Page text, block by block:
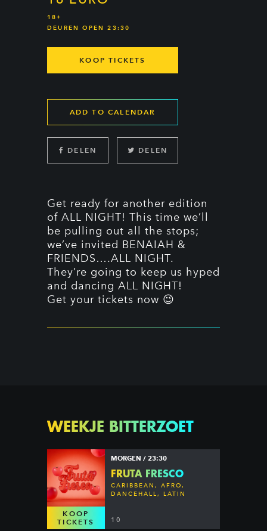
18+
DEUREN OPEN 23:30
KOOP TICKETS
ADD TO CALENDAR
DELEN DELEN
Get ready for another edition
of ALL NIGHT! This time we’ll
be pulling out all the stops;
we’ve invited BENAIAH &
FRIENDS….ALL NIGHT.
They’re going to keep us hyped
and dancing ALL NIGHT!
Get your tickets now 😉
WEEKJE BITTERZOET
KOOP
TICKETS
MORGEN / 23:30
FRUTA FRESCO
CARIBBEAN, AFRO,
DANCEHALL, LATIN
10